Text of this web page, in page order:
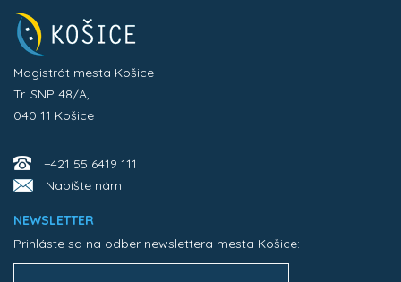
Magistrát mesta Košice
Tr. SNP 48/A,
040 11 Košice
+421 55 6419 111
Napíšte nám
NEWSLETTER
Prihláste sa na odber newslettera mesta Košice: